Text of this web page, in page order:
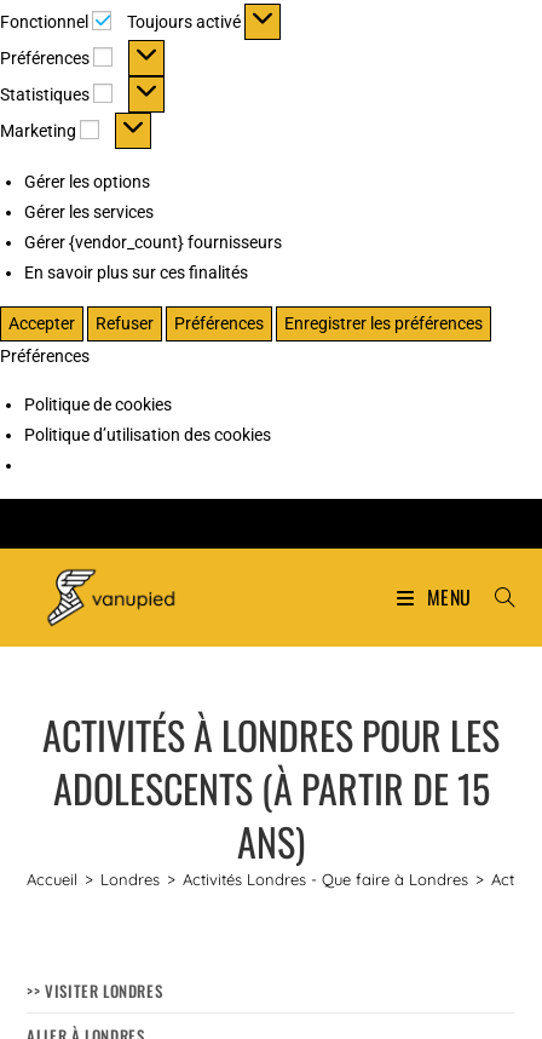
Fonctionnel Fonctionnel
Toujours activé
Préférences
Préférences
Statistiques Statistiques
Marketing Marketing
Gérer les options
Gérer les services
Gérer {vendor_count} fournisseurs
En savoir plus sur ces finalités
Accepter Refuser Préférences
Enregistrer les préférences
Préférences
Politique de cookies
Politique d’utilisation des cookies
MENU
ACTIVITÉS À LONDRES POUR LES
ADOLESCENTS (À PARTIR DE 15
ANS)
Accueil > Londres > Activités Londres - Que faire à Londres >
>> VISITER LONDRES